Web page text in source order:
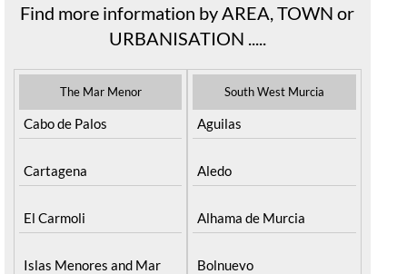
Find more information by AREA, TOWN or
URBANISATION .....
The Mar Menor
Cabo de Palos
Cartagena
El Carmoli
Islas Menores and Mar
South West Murcia
Aguilas
Aledo
Alhama de Murcia
Bolnuevo